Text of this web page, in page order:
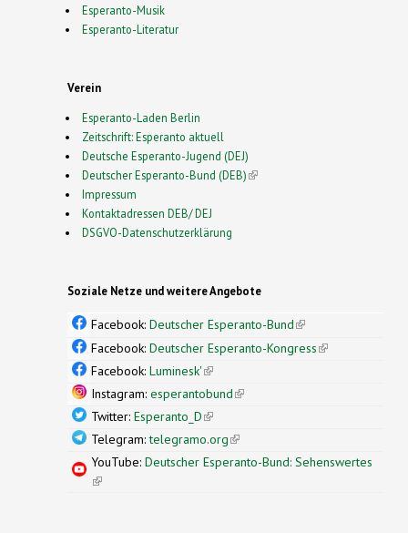
Esperanto-Musik
Esperanto-Literatur
Verein
Esperanto-Laden Berlin
Zeitschrift: Esperanto aktuell
Deutsche Esperanto-Jugend (DEJ)
Deutscher Esperanto-Bund (DEB)(link is external)
Impressum
Kontaktadressen DEB/ DEJ
DSGVO-Datenschutzerklärung
Soziale Netze und weitere Angebote
Facebook: Deutscher Esperanto-Bund(link is
external)
Facebook: Deutscher Esperanto-Kongress(link is
Facebook: Luminesk'(link is external)
Instagram: esperantobund(link is external)
Twitter: Esperanto_D(link is external)
Telegram:telegramo.org(link is external)
YouTube: Deutscher Esperanto-Bund: Sehenswertes
(link is external)